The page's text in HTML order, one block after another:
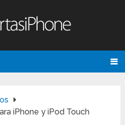
iPhone y iPod Touch